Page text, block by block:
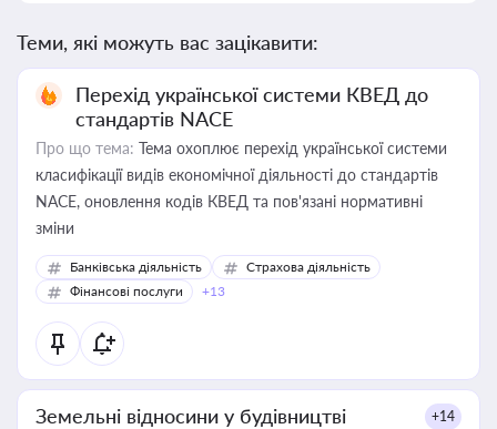
Теми, які можуть вас зацікавити:
Перехід української системи КВЕД до
стандартів NACE
Про що тема: Тема охоплює перехід української системи
класифікації видів економічної діяльності до стандартів
NACE, оновлення кодів КВЕД та пов'язані нормативні
зміни
Банківська діяльність
Страхова діяльність
Фінансові послуги
+13
Земельні відносини у будівництві +14